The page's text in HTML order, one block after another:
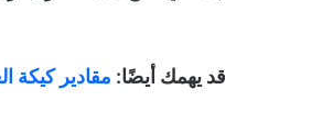
قد يهمك أيضًا: مقادير كيكة